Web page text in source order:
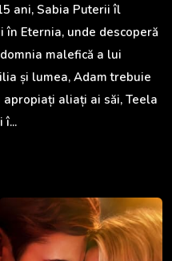
ani, Sabia Puterii îl
Eternia, unde descoperă
malefică a lui
și lumea, Adam trebuie
aliați ai săi, Teela
î...